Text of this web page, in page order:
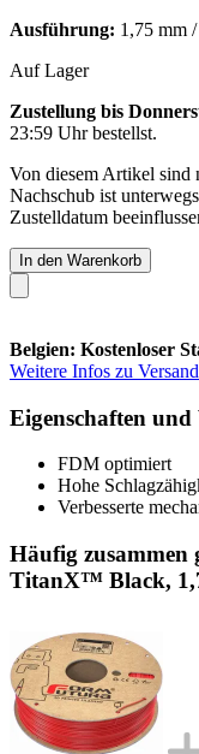
Ausführung: 1,75 mm
Auf Lager
Zustellung bis
23:59 Uhrbestellst.
Von diesem Artikel sind
Nachschub ist
Zustelldatum
In den Warenkorb
Belgien: Kostenloser
Weitere Infos zu
Eigenschaften und
FDM optimiert
Hohe
Verbesserte
Häufig
TitanX™ Black,